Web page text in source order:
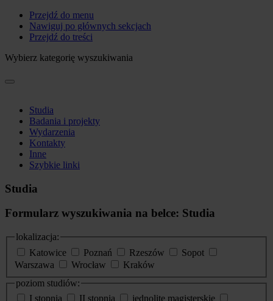
Przejdź do menu
Nawiguj po głównych sekcjach
Przejdź do treści
Wybierz kategorię wyszukiwania
Studia
Badania i projekty
Wydarzenia
Kontakty
Inne
Szybkie linki
Studia
Formularz wyszukiwania na belce: Studia
lokalizacja:
Katowice
Poznań Rzeszów
Sopot
Warszawa
Wrocław
Kraków
poziom studiów:
I stopnia
II stopnia
jednolite magisterskie